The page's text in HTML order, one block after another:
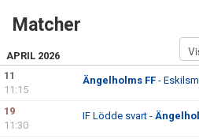
DOKUMENT
KONTAKT
Matcher
APRIL 2026
11
11:15
Ängelholms FF -
19
11:30
IF Lödde svart -